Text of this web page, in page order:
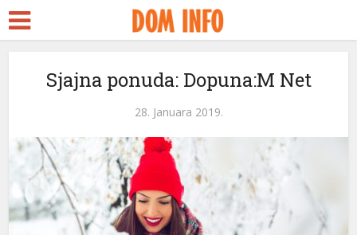
Sjajna ponuda: Dopuna:M Net
28. Januara 2019.